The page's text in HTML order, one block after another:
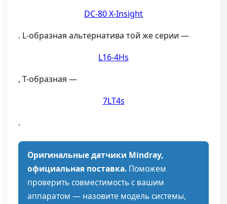
DC-80 X-Insight
. L-образная альтернатива той же серии —
L16-4Hs
, Т-образная —
7LT4s
.
Оригинальные датчики Mindray,
официальная поставка. Поможем
проверить совместимость с вашим
аппаратом — назовите модель системы,